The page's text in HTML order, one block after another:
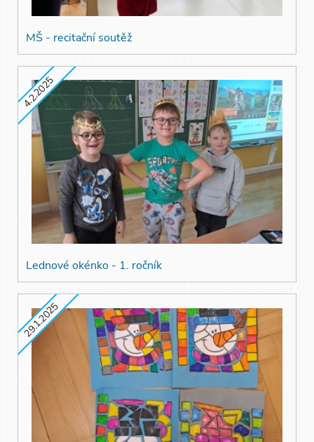
MŠ - recitační soutěž
4.2.2025
Lednové okénko - 1. ročník
29.1.2025